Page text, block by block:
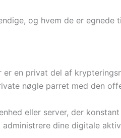
og hvem de er egnede
en privat del af
nøgle parret med den
eller server, der
dine digitale